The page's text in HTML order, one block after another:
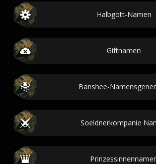
Halbgott-Namen
Giftnamen
Banshee-
Soeldnerkompanie